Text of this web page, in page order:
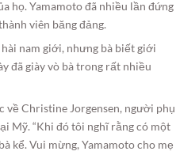
họ. Yamamoto đã nhiều lần đứng
viên băng đảng.
nam giới, nhưng bà biết giới
đã giày vò bà trong rất nhiều
về Christine Jorgensen, người phụ
Mỹ. “Khi đó tôi nghĩ rằng có một
kể. Vui mừng, Yamamoto cho mẹ